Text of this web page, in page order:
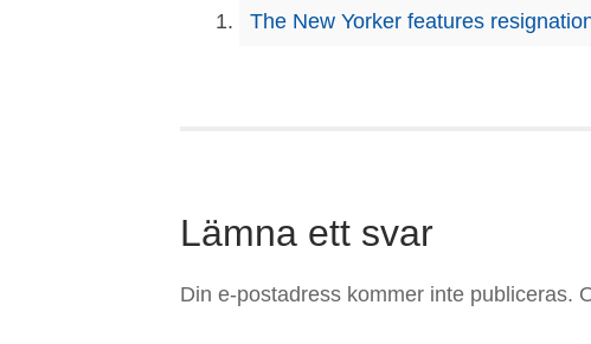
The New Yorker features
Lämna ett svar
Din e-postadress kommer inte publiceras.